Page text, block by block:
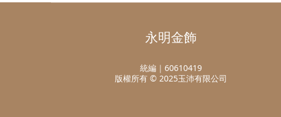
永明金飾
統編｜60610419
版權所有 © 2025玉沛有限公司